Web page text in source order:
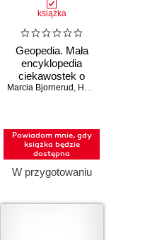
książka
Geopedia. Mała
encyklopedia
ciekawostek o
Ziemi
Marcia Bjornerud , Haley Hagerman
Powiadom mnie, gdy
książka będzie
dostępna
W przygotowaniu